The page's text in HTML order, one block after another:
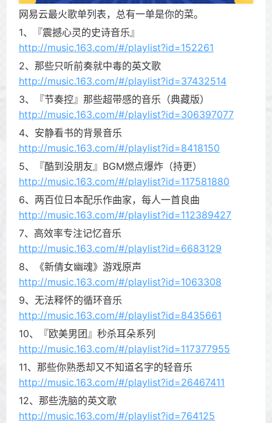
网易云最火歌单列表，总有一单是你的菜。
1、『震撼心灵的史诗音乐』
http://music.163.com/#/playlist?id=152261
2、那些只听前奏就中毒的英文歌
http://music.163.com/#/playlist?id=37432514
3、『节奏控』那些超带感的音乐（典藏版）
http://music.163.com/#/playlist?id=306397077
4、安静看书的背景音乐
http://music.163.com/#/playlist?id=8418150
5、『酷到没朋友』BGM燃点爆炸（持更）
http://music.163.com/#/playlist?id=117581880
6、两百位日本配乐作曲家，每人一首良曲
http://music.163.com/#/playlist?id=112389427
7、高效率专注记忆音乐
http://music.163.com/#/playlist?id=6683129
8、《新倩女幽魂》游戏原声
http://music.163.com/#/playlist?id=1063308
9、无法释怀的循环音乐
http://music.163.com/#/playlist?id=8435661
10、『欧美男团』秒杀耳朵系列
http://music.163.com/#/playlist?id=117377955
11、那些你熟悉却又不知道名字的轻音乐
http://music.163.com/#/playlist?id=26467411
12、那些洗脑的英文歌
http://music.163.com/#/playlist?id=764125